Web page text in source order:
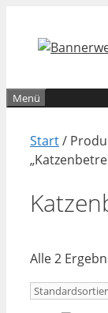
Inhalt
springen
Menü
Start/
Alle 2